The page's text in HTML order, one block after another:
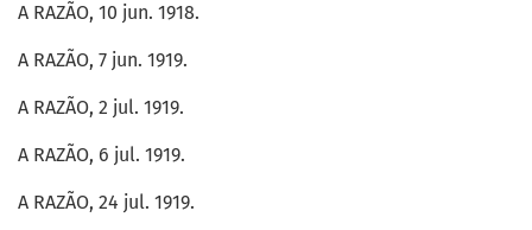
A RAZÃO, 10 jun. 1918.
A RAZÃO, 7 jun. 1919.
A RAZÃO, 2 jul. 1919.
A RAZÃO, 6 jul. 1919.
A RAZÃO, 24 jul. 1919.